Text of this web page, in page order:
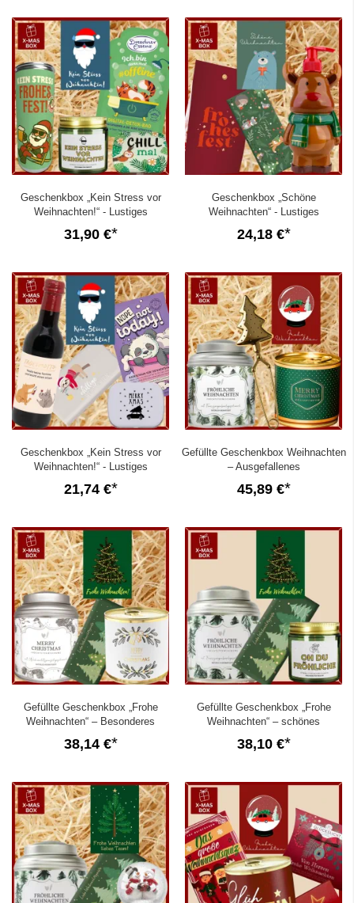
Geschenkbox „Kein Stress vor
Weihnachten!“ - Lustiges
Weihnachtsgeschenk (Set 10)
31,90 €
Geschenkbox „Schöne
Weihnachten“ - Lustiges
Weihnachtsgeschenk (Bär – Set 5)
24,18 €
Geschenkbox „Kein Stress vor
Weihnachten!“ - Lustiges
Weihnachtsgeschenk (Set 8)
21,74 €
Gefüllte Geschenkbox Weihnachten
– Ausgefallenes
Weihnachtsgeschenk (Schneekugel
– Set 8)
45,89 €
Gefüllte Geschenkbox „Frohe
Weihnachten“ – Besonderes
Weihnachtsgeschenk (Lichterkette
Set 2)
38,14 €
Gefüllte Geschenkbox „Frohe
Weihnachten“ – schönes
Weihnachtsgeschenk (Lichterkette
Set 1)
38,10 €